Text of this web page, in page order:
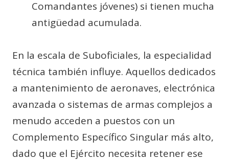
Comandantes jóvenes) si tienen mucha
antigüedad acumulada.
En la escala de Suboficiales, la especialidad
técnica también influye. Aquellos dedicados
a mantenimiento de aeronaves, electrónica
avanzada o sistemas de armas complejos a
menudo acceden a puestos con un
Complemento Específico Singular más alto,
dado que el Ejército necesita retener ese